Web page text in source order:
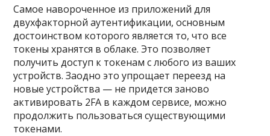
Самое навороченное из приложений для
двухфакторной аутентификации, основным
достоинством которого является то, что все
токены хранятся в облаке. Это позволяет
получить доступ к токенам с любого из ваших
устройств. Заодно это упрощает переезд на
новые устройства — не придется заново
активировать 2FA в каждом сервисе, можно
продолжить пользоваться существующими
токенами.